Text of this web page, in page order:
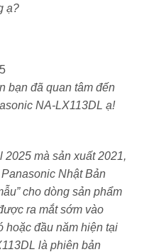
hợp với chăn ga, đồ
vết bẩn
bọt siêu mịn thẩm thấu
loại bỏ bụi bẩn, dầu mỡ,
trước.
ạ?
bạn đã quan tâm đến
NA-LX113DL ạ!
2025 mà sản xuất 2021,
Nhật Bản
cho dòng sản phẩm
ra mắt sớm vào
hoặc đầu năm hiện tại
là phiên bản